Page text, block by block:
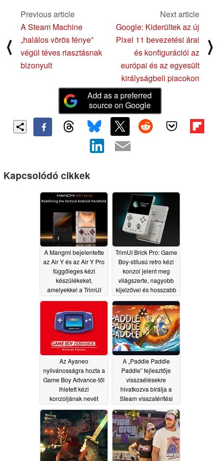
⟨
Previous article
A Steam Machine
„halálos vörös fénye”
végül téves riasztásnak
bizonyult
Next article
Google: Kiderültek az új
Pixel 11 bevezetési árai
és konfigurációi az
európai és az egyesült
királyságbeli piacokon
⟩
Add as a preferred
source on Google
Kapcsolódó cikkek
A Mangmi bejelentette
az Air Y és az Air Y Pro
függőleges kézi
készülékeket,
amelyekkel a TrimUI
07/12/2026
TrimUI Brick Pro: Game
Boy-stílusú retro kézi
konzol jelent meg
világszerte, nagyobb
kijelzővel és hosszabb
élettartammal07/11/2026
Az Ayaneo
nyilvánosságra hozta a
Game Boy Advance-től
ihletett kézi
konzoljának nevét
07/10/2026
A „Paddle Paddle
Paddle” fejlesztője
visszaélésekre
hivatkozva bírálja a
Steam visszatérítési
07/09/2026